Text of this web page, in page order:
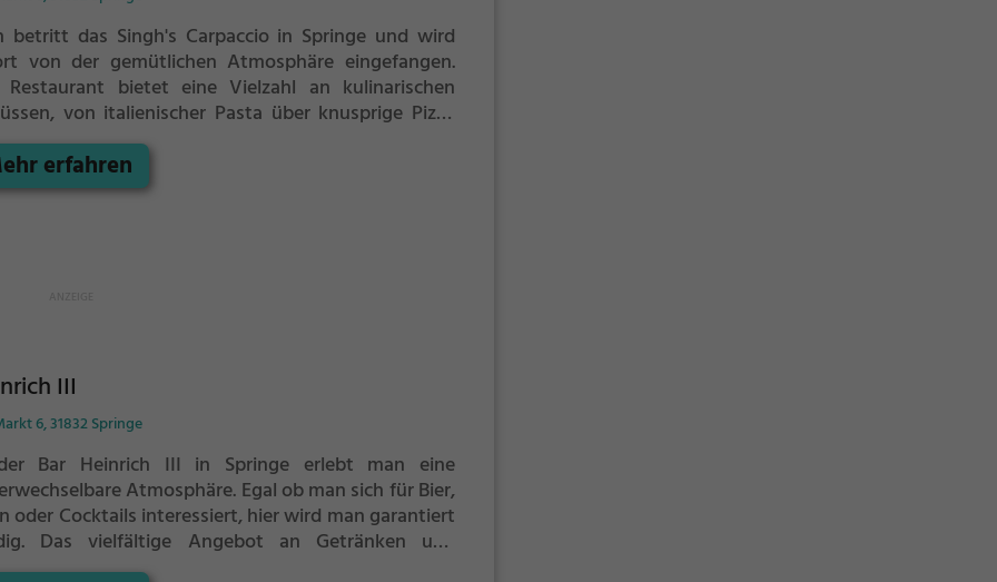
betritt das Singh's Carpaccio in Springe und wird
von der gemütlichen Atmosphäre eingefangen.
Restaurant bietet eine Vielzahl an kulinarischen
von italienischer Pasta über knusprige Pizza
zu mediterranen Spezialitäten. Auch Vegetarier
hier voll auf ihre Kosten. In der warmen
lädt ein schöner Außenbereich zum Verweilen
erfahren
III
6, 31832 Springe
Bar Heinrich III in Springe erlebt man eine
Atmosphäre. Egal ob man sich für Bier,
oder Cocktails interessiert, hier wird man garantiert
Das vielfältige Angebot an Getränken und
lädt zum Verweilen ein und lässt keine Wünsche